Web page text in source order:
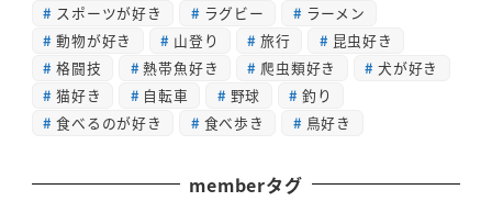
スポーツが好き
ラグビー
ラーメン
動物が好き
山登り 旅行
昆虫好き
格闘技
熱帯魚好き 爬虫類好き
犬が好き
猫好き
自転車 野球
釣り
食べるのが好き
食べ歩き 鳥好き
memberタグ